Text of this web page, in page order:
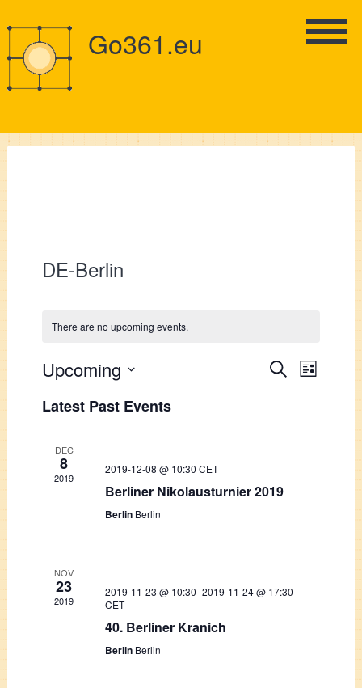
Go361.eu
DE-Berlin
There are no upcoming events.
Events
Navigation
SearchEvent
List
Upcoming
date.
Latest Past Events
DEC
8
2019
2019-12-08 @ 10:30 CET
Berliner Nikolausturnier 2019
Berlin Berlin
NOV
23
2019
2019-11-23 @ 10:30–2019-11-24 @ 17:30
CET
40. Berliner Kranich
Berlin Berlin